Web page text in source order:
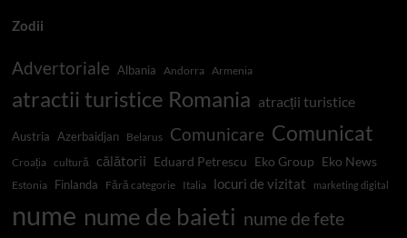
Zodii
Advertoriale Albania Andorra Armenia
atractii turistice Romania atracții turistice
Austria Azerbaidjan Belarus Comunicare Comunicat
Croația cultură călătorii Eduard Petrescu Eko Group Eko News
Estonia Finlanda Fără categorie Italia locuri de vizitat marketing digital
nume nume de baieti nume de fete